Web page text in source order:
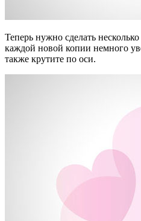
Теперь нужно сделать
каждой новой копии немного
также крутите по оси.